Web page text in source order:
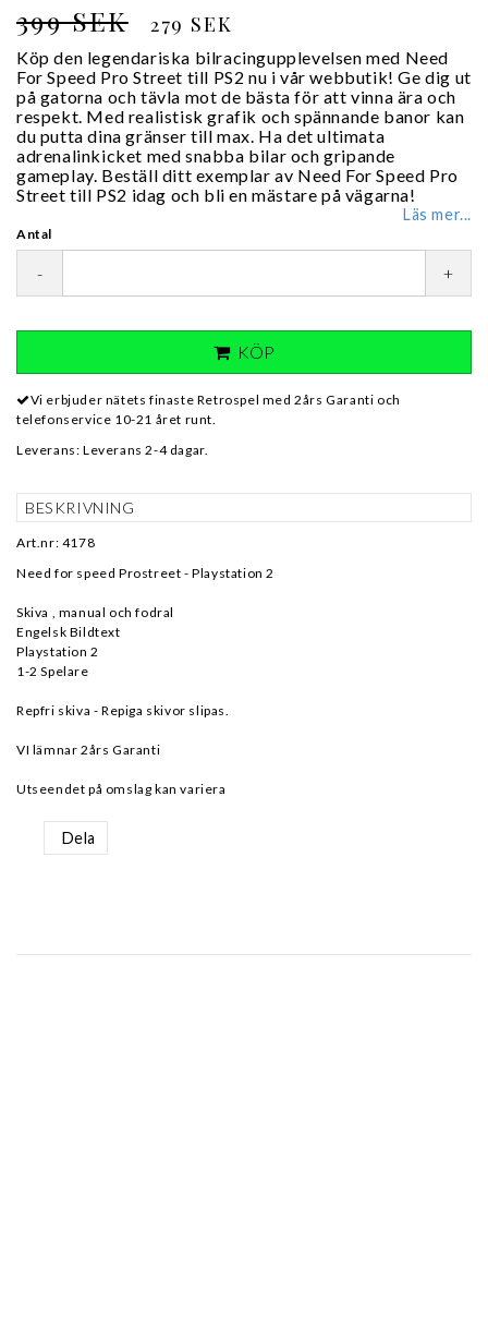
399 SEK 279 SEK
Köp den legendariska bilracingupplevelsen med Need
For Speed Pro Street till PS2 nu i vår webbutik! Ge dig ut
på gatorna och tävla mot de bästa för att vinna ära och
respekt. Med realistisk grafik och spännande banor kan
du putta dina gränser till max. Ha det ultimata
adrenalinkicket med snabba bilar och gripande
gameplay. Beställ ditt exemplar av Need For Speed Pro
Street till PS2 idag och bli en mästare på vägarna!
Läs mer...
Antal
- +
KÖP
Vi erbjuder nätets finaste Retrospel med 2års Garanti och
telefonservice 10-21 året runt.
Leverans: Leverans 2-4 dagar.
BESKRIVNING
Art.nr: 4178
Need for speed Prostreet - Playstation 2
Skiva , manual och fodral
Engelsk Bildtext
Playstation 2
1-2 Spelare
Repfri skiva - Repiga skivor slipas.
VI lämnar 2års Garanti
Utseendet på omslag kan variera
Dela